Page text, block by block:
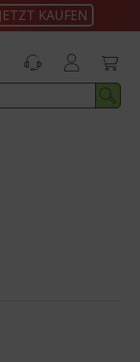
JETZT KAUFEN